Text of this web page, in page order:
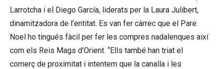
Larrotcha i el Diego García, liderats per la Laura Julibert,
dinamitzadora de l’entitat. Es van fer càrrec que el Pare
Noel ho tingués fàcil per fer les compres nadalenques així
com els Reis Mags d’Orient. “Ells també han triat el
comerç de proximitat i intentem que la canalla i les